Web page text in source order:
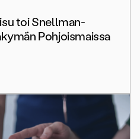
toi Snellman-
Pohjoismaissa